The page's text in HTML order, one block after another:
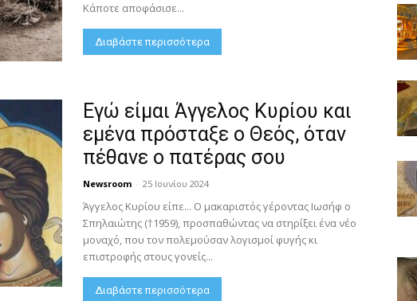
Κάποτε αποφάσισε...
Διαβάστε περισσότερα
Εγώ είμαι Άγγελος Κυρίου και
εμένα πρόσταξε ο Θεός, όταν
πέθανε ο πατέρας σου
Newsroom - 25 Ιουνίου 2024
Άγγελος Κυρίου είπε... Ο μακαριστός γέροντας Ιωσήφ ο
Σπηλαιώτης (†1959), προσπαθώντας να στηρίξει ένα νέο
μοναχό, που τον πολεμούσαν λογισμοί φυγής κι
επιστροφής στους γονείς...
Διαβάστε περισσότερα